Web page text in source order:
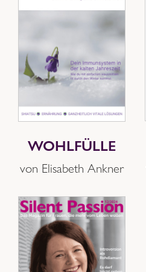
WOHLFÜLLE
von Elisabeth Ankner